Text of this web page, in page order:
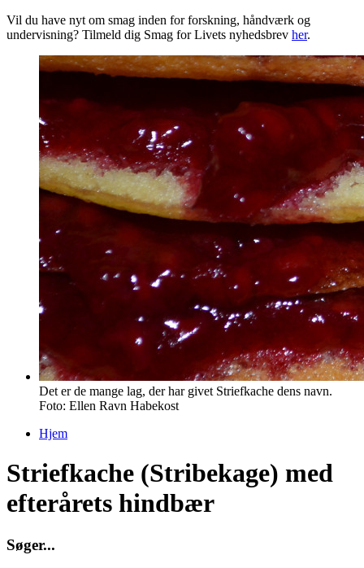
Vil du have nyt om smag inden for forskning, håndværk og
undervisning? Tilmeld dig Smag for Livets nyhedsbrev her.
Det er de mange lag, der har givet Striefkache dens navn.
Foto: Ellen Ravn Habekost
Hjem
Striefkache (Stribekage) med
efterårets hindbær
Søger...